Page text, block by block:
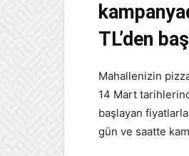
TL’den
Mahallenizin
14 Mart
başlayan
gün ve saatte